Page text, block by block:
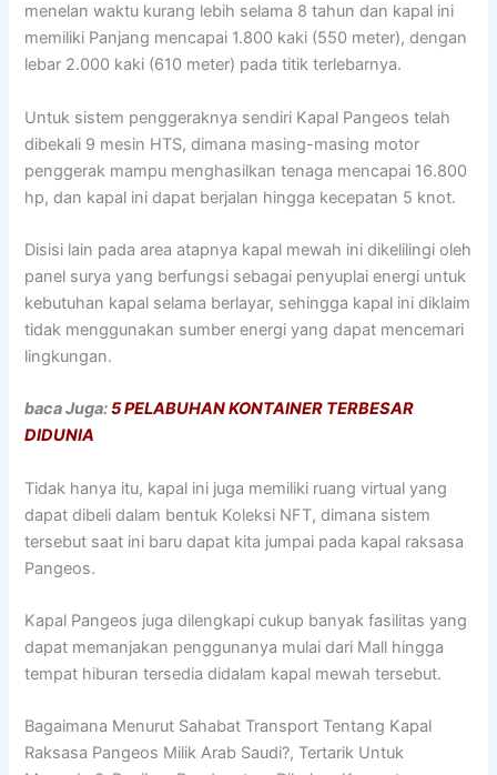
menelan waktu kurang lebih selama 8 tahun dan kapal ini
memiliki Panjang mencapai 1.800 kaki (550 meter), dengan
lebar 2.000 kaki (610 meter) pada titik terlebarnya.
Untuk sistem penggeraknya sendiri Kapal Pangeos telah
dibekali 9 mesin HTS, dimana masing-masing motor
penggerak mampu menghasilkan tenaga mencapai 16.800
hp, dan kapal ini dapat berjalan hingga kecepatan 5 knot.
Disisi lain pada area atapnya kapal mewah ini dikelilingi oleh
panel surya yang berfungsi sebagai penyuplai energi untuk
kebutuhan kapal selama berlayar, sehingga kapal ini diklaim
tidak menggunakan sumber energi yang dapat mencemari
lingkungan.
baca Juga:5 PELABUHAN KONTAINER TERBESAR
DIDUNIA
Tidak hanya itu, kapal ini juga memiliki ruang virtual yang
dapat dibeli dalam bentuk Koleksi NFT, dimana sistem
tersebut saat ini baru dapat kita jumpai pada kapal raksasa
Pangeos.
Kapal Pangeos juga dilengkapi cukup banyak fasilitas yang
dapat memanjakan penggunanya mulai dari Mall hingga
tempat hiburan tersedia didalam kapal mewah tersebut.
Bagaimana Menurut Sahabat Transport Tentang Kapal
Raksasa Pangeos Milik Arab Saudi?, Tertarik Untuk